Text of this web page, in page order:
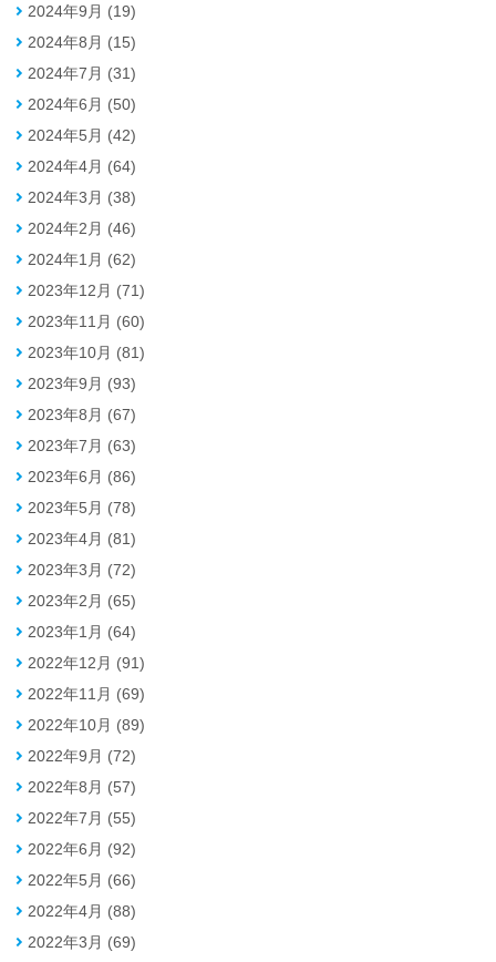
2024年9月 (19)
2024年8月 (15)
2024年7月 (31)
2024年6月 (50)
2024年5月 (42)
2024年4月 (64)
2024年3月 (38)
2024年2月 (46)
2024年1月 (62)
2023年12月 (71)
2023年11月 (60)
2023年10月 (81)
2023年9月 (93)
2023年8月 (67)
2023年7月 (63)
2023年6月 (86)
2023年5月 (78)
2023年4月 (81)
2023年3月 (72)
2023年2月 (65)
2023年1月 (64)
2022年12月 (91)
2022年11月 (69)
2022年10月 (89)
2022年9月 (72)
2022年8月 (57)
2022年7月 (55)
2022年6月 (92)
2022年5月 (66)
2022年4月 (88)
2022年3月 (69)